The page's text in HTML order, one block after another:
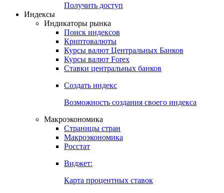
Получить доступ
Индексы
Индикаторы рынка
Поиск индексов
Криптовалюты
Курсы валют Центральных Банков
Курсы валют Forex
Ставки центральных банков
Создать индекс
Возможность создания своего индекса
Макроэкономика
Страницы стран
Макроэкономика
Росстат
Виджет:
Карта процентных ставок